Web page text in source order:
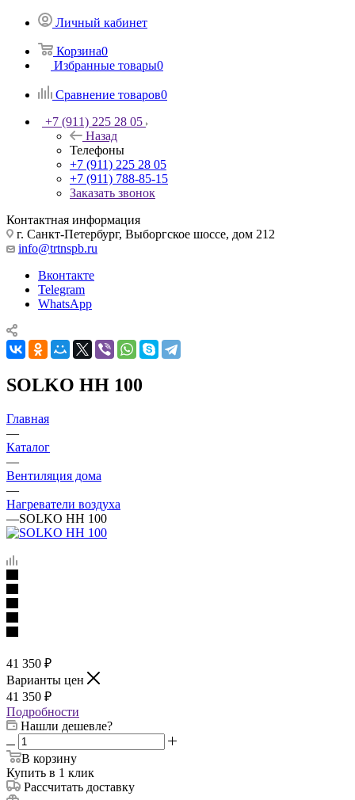
Личный кабинет
Корзина0
Избранные товары0
Сравнение товаров0
+7 (911) 225 28 05
Назад
Телефоны
+7 (911) 225 28 05
+7 (911) 788-85-15
Заказать звонок
Контактная информация
г. Санкт-Петербург, Выборгское шоссе, дом 212
info@trtnspb.ru
Вконтакте
Telegram
WhatsApp
SOLKO HH 100
Главная
—
Каталог
—
Вентиляция дома
—
Нагреватели воздуха
—SOLKO HH 100
41 350 ₽
Варианты цен
41 350 ₽
Подробности
Нашли дешевле?
В корзину
Купить в 1 клик
Рассчитать доставку